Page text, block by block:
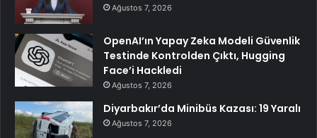
Ağustos 7, 2026
OpenAI’ın Yapay Zeka Modeli Güvenlik
Testinde Kontrolden Çıktı, Hugging
Face’i Hackledi
Ağustos 7, 2026
Diyarbakır’da Minibüs Kazası: 19 Yaralı
Ağustos 7, 2026